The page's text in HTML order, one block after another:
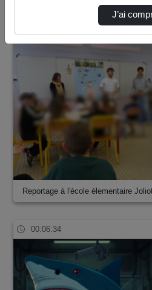
00:06:43
Reportage à l'école élementaire
00:06:34
J’ai